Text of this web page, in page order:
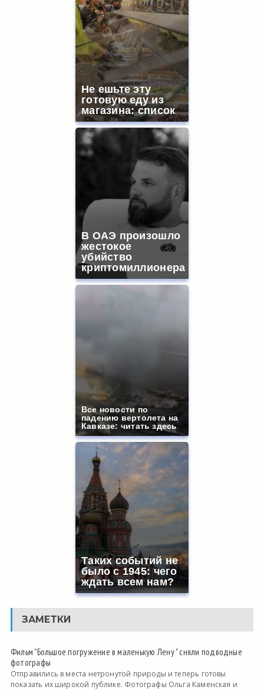
Не ешьте эту
готовую еду из
магазина: список
В ОАЭ произошло
жестокое
убийство
криптомиллионера
Все новости по
падению вертолета на
Кавказе: читать здесь
Таких событий не
было с 1945: чего
ждать всем нам?
ЗАМЕТКИ
Фильм "Большое погружение в маленькую Лену " сняли подводные
фотографы
Отправились в места нетронутой природы и теперь готовы
показать их широкой публике. Фотографы Ольга Каменская и